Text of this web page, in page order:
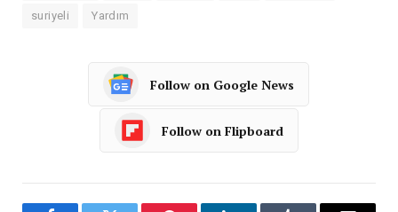
suriyeli Yardım
Follow on Google News
Follow on Flipboard